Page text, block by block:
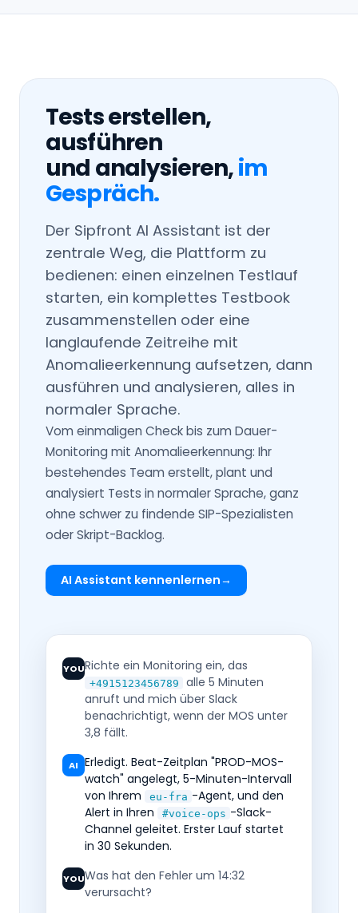
Tests erstellen,
ausführen
und analysieren,im
Gespräch.
Der Sipfront AI Assistant ist der
zentrale Weg, die Plattform zu
bedienen: einen einzelnen Testlauf
starten, ein komplettes Testbook
zusammenstellen oder eine
langlaufende Zeitreihe mit
Anomalieerkennung aufsetzen, dann
ausführen und analysieren, alles in
normaler Sprache.
Vom einmaligen Check bis zum Dauer-
Monitoring mit Anomalieerkennung: Ihr
bestehendes Team erstellt, plant und
analysiert Tests in normaler Sprache, ganz
ohne schwer zu findende SIP-Spezialisten
oder Skript-Backlog.
AI Assistant kennenlernen
YOURichte ein Monitoring ein, das
+4915123456789
alle 5 Minuten
anruft und mich über Slack
benachrichtigt, wenn der MOS unter
3,8 fällt.
AI Erledigt. Beat-Zeitplan "PROD-MOS-
watch" angelegt, 5-Minuten-Intervall
von Ihrem
eu-fra -Agent, und den
Alert in Ihren
#voice-ops -Slack-
Channel geleitet. Erster Lauf startet
in 30 Sekunden.
YOUWas hat den Fehler um 14:32
verursacht?